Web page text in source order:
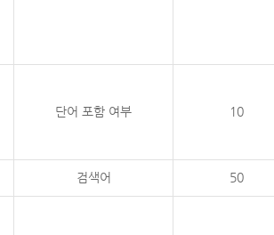
단어 포함 여부 10
검색어 50